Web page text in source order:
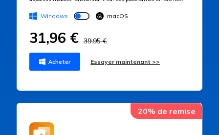
Windows macOS
31,96 € 39,95 €
Acheter Essayer maintenant >>
20% de remise